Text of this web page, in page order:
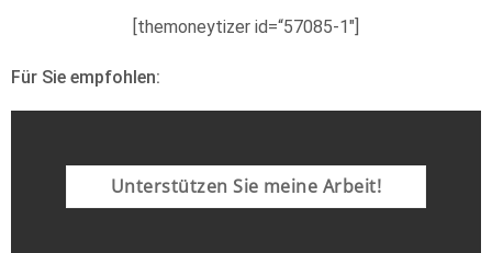
[themoneytizer id=“57085-1″]
Für Sie empfohlen:
Unterstützen Sie meine Arbeit!